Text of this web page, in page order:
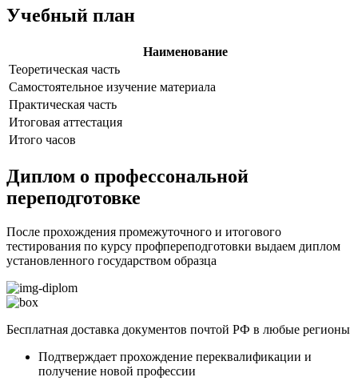
Учебный план
Наименование
Теоретическая часть
Самостоятельное изучение материала
Практическая часть
Итоговая аттестация
Итого часов
Диплом о профессональной
переподготовке
После прохождения промежуточного и итогового
тестирования по курсу профпереподготовки выдаем диплом
установленного государством образца
Бесплатная доставка документов почтой РФ в любые регионы
Подтверждает прохождение переквалификации и
получение новой профессии